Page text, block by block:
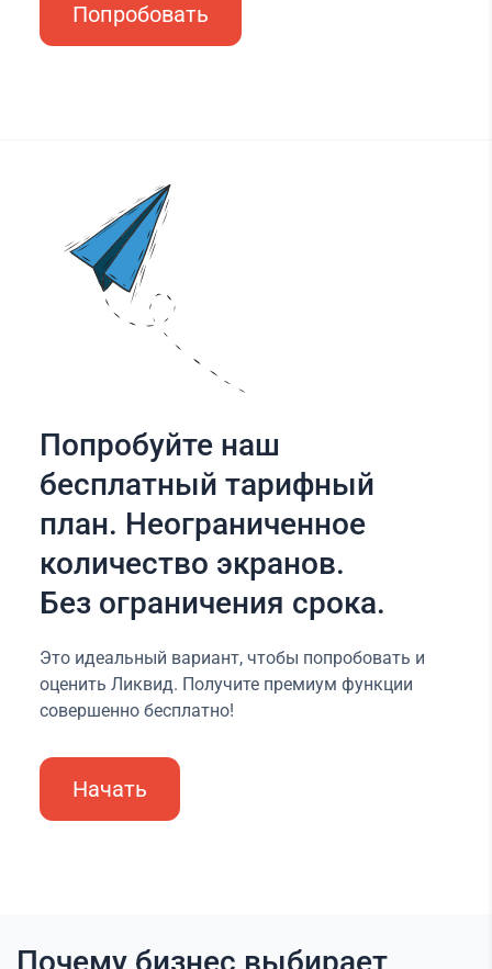
Попробовать
Попробуйте наш
бесплатный тарифный
план. Неограниченное
количество экранов.
Без ограничения срока.
Это идеальный вариант, чтобы попробовать и
оценить Ликвид. Получите премиум функции
совершенно бесплатно!
Начать